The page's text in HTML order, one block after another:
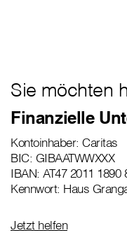
Sie möchten
Finanzielle
Kontoinhaber: Caritas
BIC: GIBAATWWXXX
IBAN: AT47 2011 1890
Kennwort: Haus
Jetzt helfen